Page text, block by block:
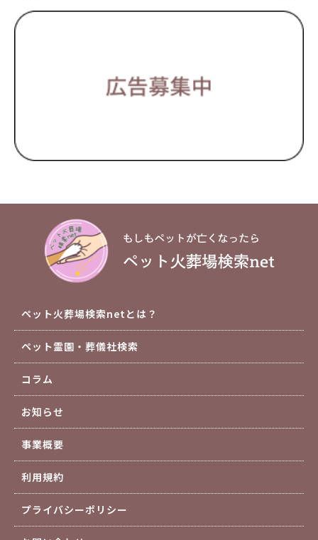
ペット火葬場検索netとは？
ペット霊園・葬儀社検索
コラム
お知らせ
事業概要
利用規約
プライバシーポリシー